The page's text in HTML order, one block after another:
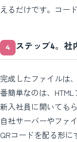
えるだけです。コー
ステップ4。社
完成したファイルは
番簡単なのは、
新入社員に開いても
自社サーバーやファ
QRコードを配る形